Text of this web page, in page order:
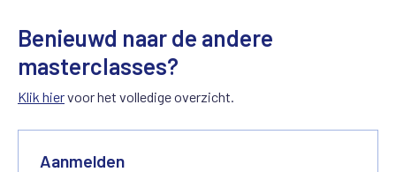
Benieuwd naar de andere
masterclasses?
Klik hiervoor het volledige overzicht.
Aanmelden